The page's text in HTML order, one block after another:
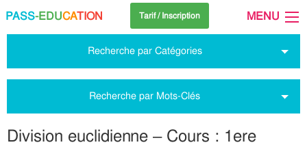
PASS-EDUCATION Tarif / Inscription MENU
Recherche par Catégories
Recherche par Mots-Clés
Division euclidienne – Cours : 1ere